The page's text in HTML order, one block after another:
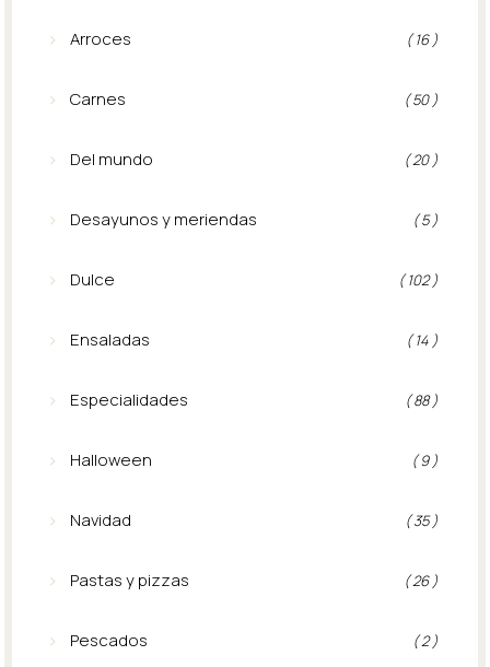
Arroces ( 16 )
Carnes ( 50 )
Del mundo ( 20 )
Desayunos y meriendas ( 5 )
Dulce ( 102 )
Ensaladas ( 14 )
Especialidades ( 88 )
Halloween ( 9 )
Navidad ( 35 )
Pastas y pizzas ( 26 )
Pescados ( 2 )